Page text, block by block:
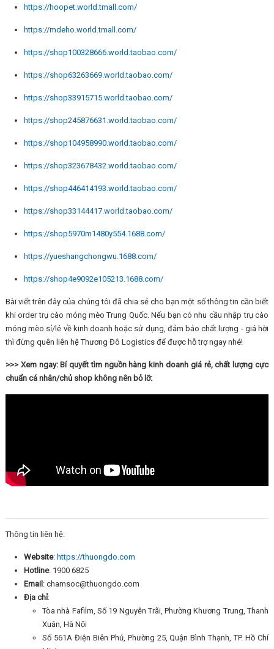
https://hoopet.world.tmall.com/
https://mdeho.world.tmall.com/
https://shop100328666.world.taobao.com/
https://shop63263669.world.taobao.com/
https://shop33915715.world.taobao.com/
https://shop245876631.world.taobao.com/
https://shop104958990.world.taobao.com/
https://shop323678432.world.taobao.com/
https://shop446414193.world.taobao.com/
https://shop33144417.world.taobao.com/
https://shop5970m1480y554.1688.com/
https://yueshangchongwu.1688.com/
https://shop4e9092e105213.1688.com/
Bài viết trên đây của chúng tôi đã chia sẻ cho bạn một số thông tin cần biết
khi order trụ cào móng mèo Trung Quốc. Nếu bạn có nhu cầu nhập trụ cào
móng mèo sỉ/lẻ về kinh doanh hoặc sử dụng, đảm bảo chất lượng - giá hời
thì đừng quên liên hệ Thương Đô Logistics để được hỗ trợ ngay nhé!
>>> Xem ngay: Bí quyết tìm nguồn hàng kinh doanh giá rẻ, chất lượng cực
chuẩn cá nhân/chủ shop không nên bỏ lỡ:
Thông tin liên hệ:
Website: https://thuongdo.com
Hotline: 1900 6825
Email : chamsoc@thuongdo.com
Địa chỉ:
Tòa nhà Fafilm, Số 19 Nguyễn Trãi, Phường Khương Trung, Thanh
Xuân, Hà Nội
Số 561A Điện Biên Phủ, Phường 25, Quận Bình Thạnh, TP. Hồ Chí